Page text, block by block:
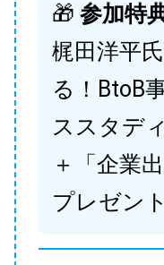
🎁 参加特
梶田洋平
る！BtoB
ススタディ
＋「企業
プレゼント